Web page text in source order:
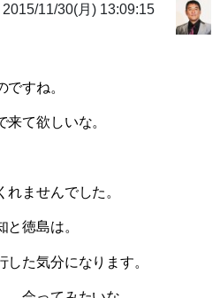
11/30(月) 13:09:15
すね。
て欲しいな。
ませんでした。
徳島は。
た気分になります。